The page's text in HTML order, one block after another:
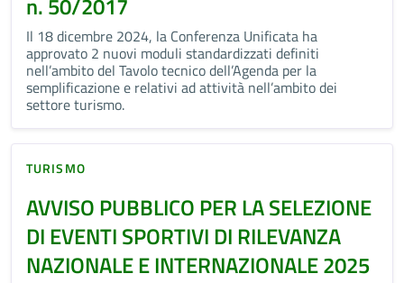
Il 18 dicembre 2024, la Conferenza Unificata ha
approvato 2 nuovi moduli standardizzati definiti
nell’ambito del Tavolo tecnico dell’Agenda per la
semplificazione e relativi ad attività nell’ambito dei
settore turismo.
TURISMO
AVVISO PUBBLICO PER LA SELEZIONE
DI EVENTI SPORTIVI DI RILEVANZA
NAZIONALE E INTERNAZIONALE 2025